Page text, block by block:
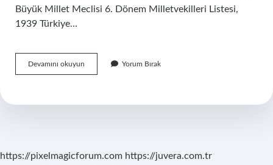
Büyük Millet Meclisi 6. Dönem Milletvekilleri Listesi,
1939 Türkiye…
Devamını okuyun
Kaç
Yorum Bırak
https://pixelmagicforum.com https://juvera.com.tr